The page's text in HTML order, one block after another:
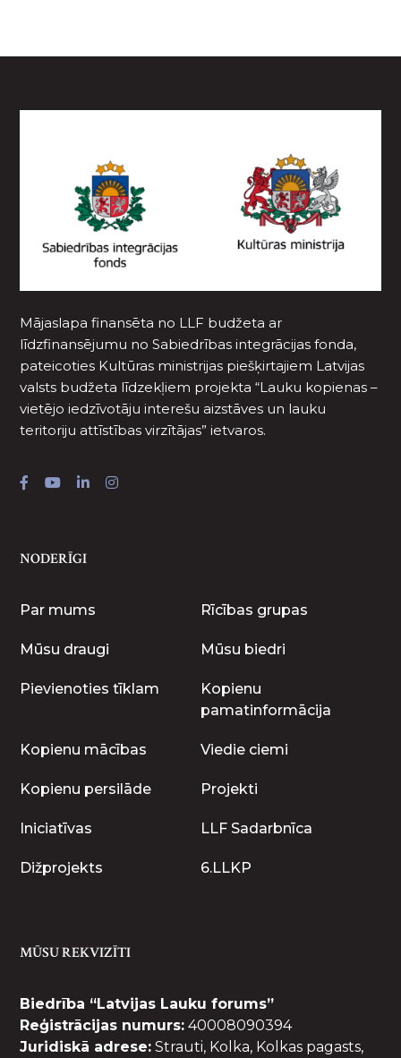
Mājaslapa finansēta no LLF budžeta ar
līdzfinansējumu no Sabiedrības integrācijas fonda,
pateicoties Kultūras ministrijas piešķirtajiem Latvijas
valsts budžeta līdzekļiem projekta “Lauku kopienas –
vietējo iedzīvotāju interešu aizstāves un lauku
teritoriju attīstības virzītājas” ietvaros.
NODERĪGI
Par mums Rīcības grupas
Mūsu draugi Mūsu biedri
Pievienoties tīklam
Kopienu
pamatinformācija
Kopienu mācības Viedie ciemi
Kopienu persilāde Projekti
Iniciatīvas LLF Sadarbnīca
Dižprojekts 6.LLKP
MŪSU REKVIZĪTI
Biedrība “Latvijas Lauku forums”
Reģistrācijas numurs: 40008090394
Juridiskā adrese: Strauti, Kolka, Kolkas pagasts,